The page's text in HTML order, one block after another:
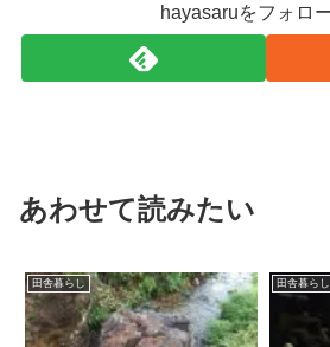
hayasaruをフォロ
あわせて読みたい
田舎暮らし 田舎暮らし